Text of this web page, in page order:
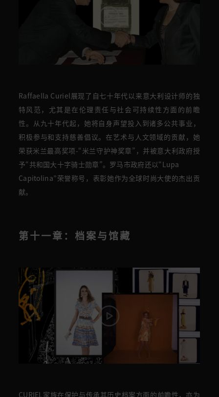
Raffaella Curiel展现了自七十年代以来意大利设计师的独
特风范，尤其是在伦理责任与社会可持续性方面的前瞻
性。从九十年代起，她将自身声望投入到诸多公共事业，
积极参与和支持慈善倡议。在艺术与人文领域的贡献，她
荣获米兰最高奖项-“米兰守护神奖章”，并被意大利政府授
予“共和国大十字骑士勋章”。罗马市政府还以“Lupa
Capitolina”荣誉称号，表彰她作为全球时尚大使的杰出贡
献。
第十一章：档案与馆藏
CURIEL家族在保护与传承其历史档案方面的前瞻性，亦为